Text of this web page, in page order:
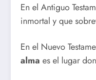
En el Antiguo
inmortal y que
En el Nuevo
alma es el lugar